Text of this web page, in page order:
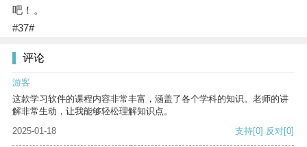
吧！。
#37#
评论
游客
这款学习软件的课程内容非常丰富，涵盖了各个学科的知识。老师的讲
解非常生动，让我能够轻松理解知识点。
2025-01-18
支持[0] 反对[0]